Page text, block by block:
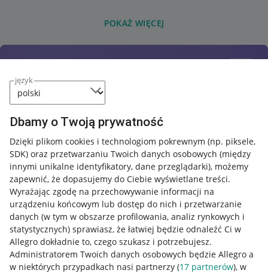
język
Dbamy o Twoją prywatność
Dzięki plikom cookies i technologiom pokrewnym (np. piksele,
SDK) oraz przetwarzaniu Twoich danych osobowych (między
innymi unikalne identyfikatory, dane przeglądarki), możemy
zapewnić, że dopasujemy do Ciebie wyświetlane treści.
Wyrażając zgodę na przechowywanie informacji na
urządzeniu końcowym lub dostęp do nich i przetwarzanie
danych (w tym w obszarze profilowania, analiz rynkowych i
statystycznych) sprawiasz, że łatwiej będzie odnaleźć Ci w
Allegro dokładnie to, czego szukasz i potrzebujesz.
Administratorem Twoich danych osobowych będzie Allegro a
w niektórych przypadkach nasi partnerzy (17 partnerów), w
POKAŻ WIĘCEJ